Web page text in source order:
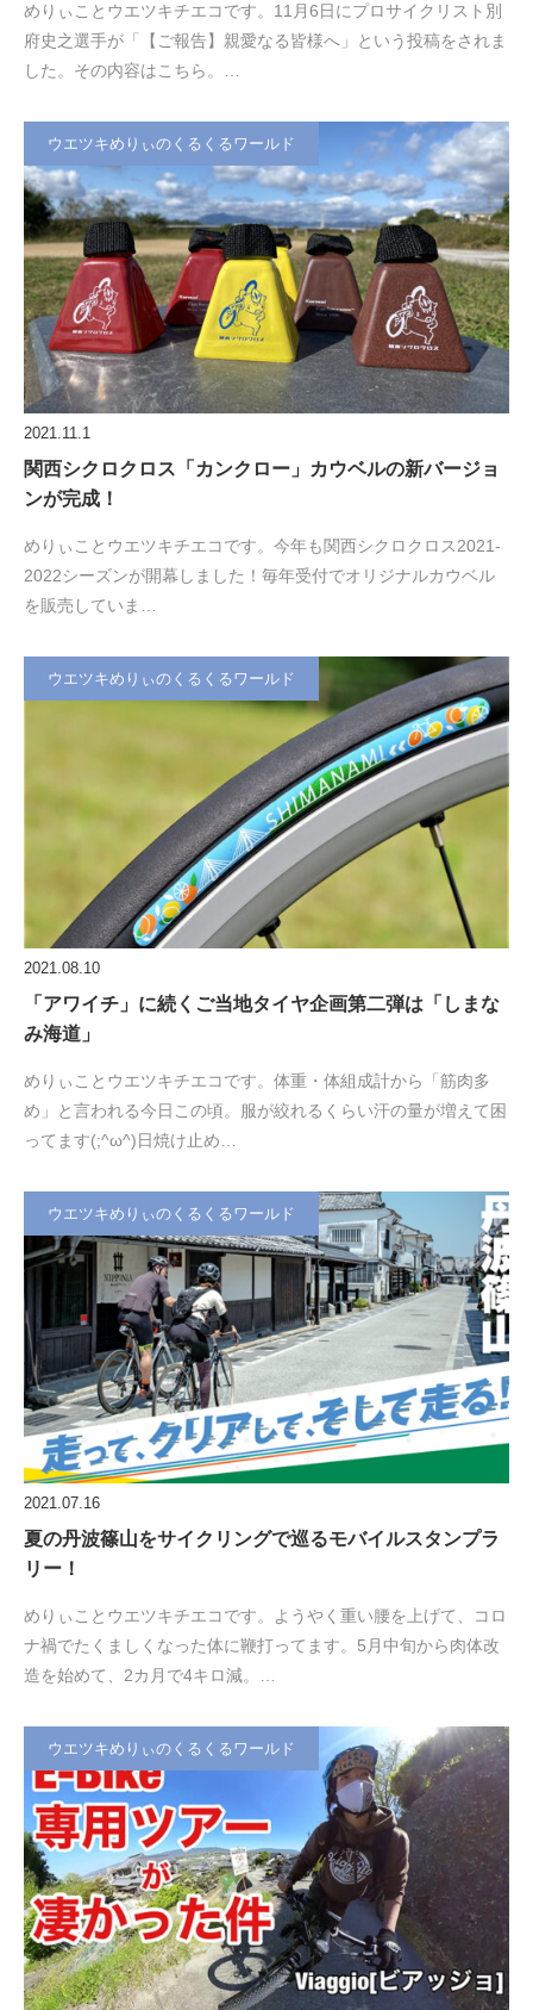
めりぃことウエツキチエコです。11月6日にプロサイクリスト別
府史之選手が「【ご報告】親愛なる皆様へ」という投稿をされま
した。その内容はこちら。…
ウエツキめりぃのくるくるワールド
2021.11.1
関西シクロクロス「カンクロー」カウベルの新バージョ
ンが完成！
めりぃことウエツキチエコです。今年も関西シクロクロス2021-
2022シーズンが開幕しました！毎年受付でオリジナルカウベル
を販売していま…
ウエツキめりぃのくるくるワールド
2021.08.10
「アワイチ」に続くご当地タイヤ企画第二弾は「しまな
み海道」
めりぃことウエツキチエコです。体重・体組成計から「筋肉多
め」と言われる今日この頃。服が絞れるくらい汗の量が増えて困
ってます(;^ω^)日焼け止め…
ウエツキめりぃのくるくるワールド
2021.07.16
夏の丹波篠山をサイクリングで巡るモバイルスタンプラ
リー！
めりぃことウエツキチエコです。ようやく重い腰を上げて、コロ
ナ禍でたくましくなった体に鞭打ってます。5月中旬から肉体改
造を始めて、2カ月で4キロ減。…
ウエツキめりぃのくるくるワールド